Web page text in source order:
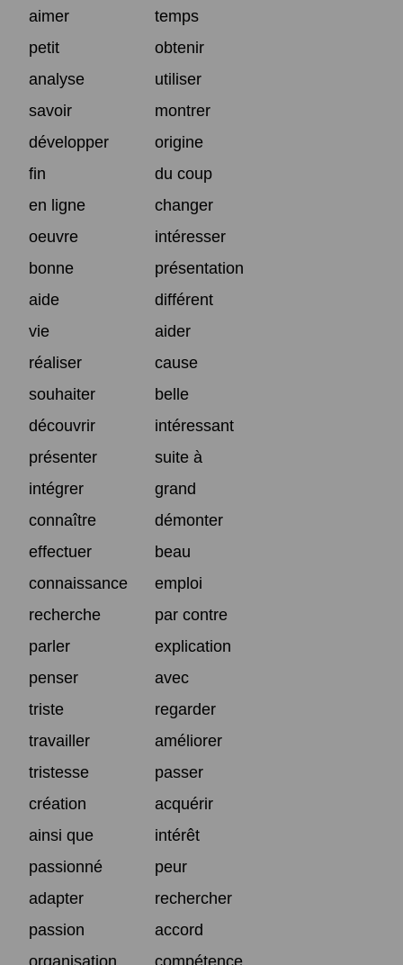
aimer
temps
petit
obtenir
analyse
utiliser
savoir
montrer
développer
origine
fin
du coup
en ligne
changer
oeuvre
intéresser
bonne
présentation
aide
différent
vie
aider
réaliser
cause
souhaiter
belle
découvrir
intéressant
présenter
suite à
intégrer
grand
connaître
démonter
effectuer
beau
connaissance
emploi
recherche
par contre
parler
explication
penser
avec
triste
regarder
travailler
améliorer
tristesse
passer
création
acquérir
ainsi que
intérêt
passionné
peur
adapter
rechercher
passion
accord
organisation
compétence